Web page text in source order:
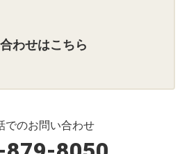
わせはこちら
でのお問い合わせ